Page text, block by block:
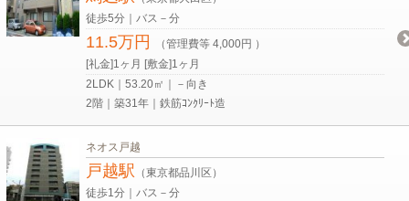
徒歩5分｜バス－分
11.5万円
（管理費等 4,000円 ）
[礼金]1ヶ月 [敷金]1ヶ月
2LDK｜53.20㎡｜－向き
2階｜築31年｜鉄筋ｺﾝｸﾘｰﾄ造
ネオス戸越
戸越駅 （東京都品川区）
徒歩1分｜バス－分